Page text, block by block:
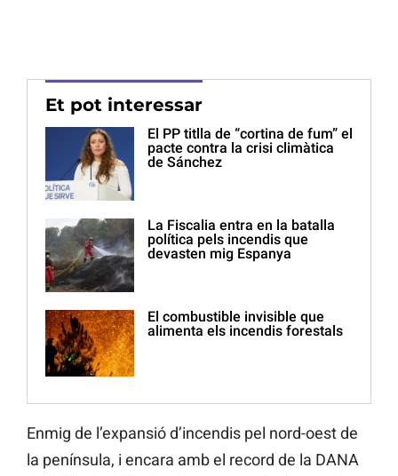
Et pot interessar
El PP titlla de “cortina de fum” el
pacte contra la crisi climàtica
de Sánchez
La Fiscalia entra en la batalla
política pels incendis que
devasten mig Espanya
El combustible invisible que
alimenta els incendis forestals
Enmig de l’expansió d’incendis pel nord-oest de
la península, i encara amb el record de la DANA